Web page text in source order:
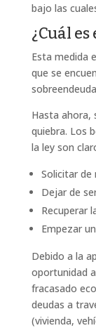
bajo las
¿Cuál
Esta medida
que se
Hasta ahora,
quiebra. Los
la ley son
Solicitar de
Dejar de
Recuperar
Empezar
Debido a la
oportunidad
fracasado
deudas a
(vivienda,